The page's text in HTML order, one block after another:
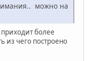
можно на
более
из чего построено